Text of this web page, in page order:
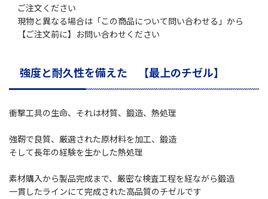
ご注文ください
現物と異なる場合は「この商品について問い合わせる」から
【ご注文前に】お問い合わせください
強度と耐久性を備えた 【最上のチゼル】
衝撃工具の生命、それは材質、鍛造、熱処理
強靭で良質、厳選された原材料を加工、鍛造
そして長年の経験を生かした熱処理
素材購入から製品完成まで、厳密な検査工程を経ながら鍛造
一貫したラインにて完成された高品質のチゼルです